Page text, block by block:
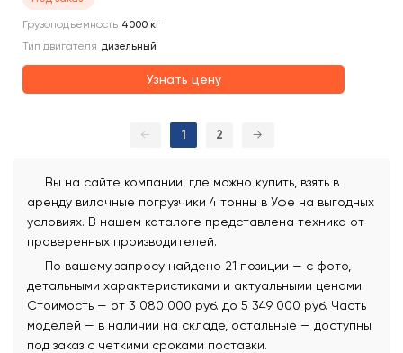
Грузоподъемность 4000 кг
Тип двигателя дизельный
Узнать цену
← 1 2 →
Вы на сайте компании, где можно купить, взять в
аренду вилочные погрузчики 4 тонны в Уфе на выгодных
условиях. В нашем каталоге представлена техника от
проверенных производителей.
По вашему запросу найдено 21 позиции — с фото,
детальными характеристиками и актуальными ценами.
Стоимость — от 3 080 000 руб. до 5 349 000 руб. Часть
моделей — в наличии на складе, остальные — доступны
под заказ с четкими сроками поставки.